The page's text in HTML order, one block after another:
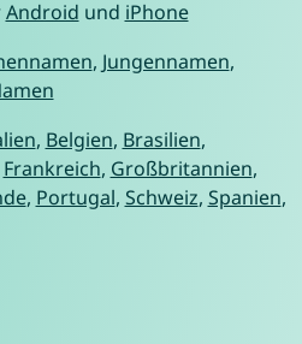
Android und iPhone
, Jungennamen,
, Belgien, Brasilien,
Frankreich, Großbritannien,
, Portugal, Schweiz, Spanien,